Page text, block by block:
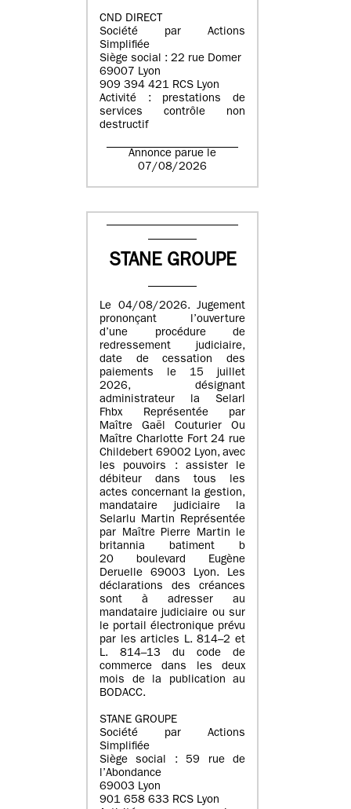
CND DIRECT
Société par Actions
Simplifiée
Siège social : 22 rue Domer
69007 Lyon
909 394 421 RCS Lyon
Activité : prestations de
services contrôle non
destructif
Annonce parue le
07/08/2026
STANE GROUPE
Le 04/08/2026. Jugement
prononçant l’ouverture
d’une procédure de
redressement judiciaire,
date de cessation des
paiements le 15 juillet
2026, désignant
administrateur la Selarl
Fhbx Représentée par
Maître Gaël Couturier Ou
Maître Charlotte Fort 24 rue
Childebert 69002 Lyon, avec
les pouvoirs : assister le
débiteur dans tous les
actes concernant la gestion,
mandataire judiciaire la
Selarlu Martin Représentée
par Maître Pierre Martin le
britannia batiment b
20 boulevard Eugène
Deruelle 69003 Lyon. Les
déclarations des créances
sont à adresser au
mandataire judiciaire ou sur
le portail électronique prévu
par les articles L. 814–2 et
L. 814–13 du code de
commerce dans les deux
mois de la publication au
BODACC.
STANE GROUPE
Société par Actions
Simplifiée
Siège social : 59 rue de
l’Abondance
69003 Lyon
901 658 633 RCS Lyon